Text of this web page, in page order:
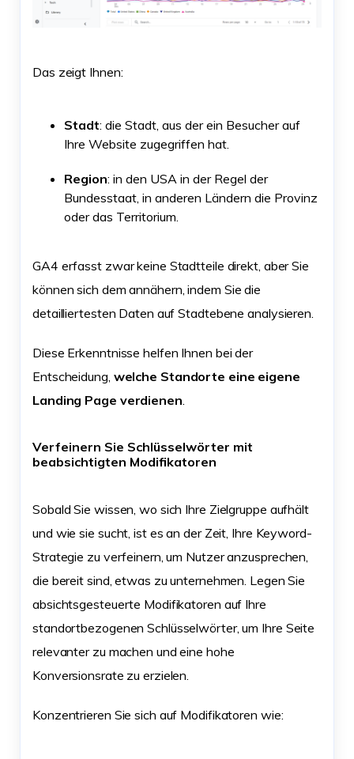
Das zeigt Ihnen:
Stadt: die Stadt, aus der ein Besucher auf
Ihre Website zugegriffen hat.
Region: in den USA in der Regel der
Bundesstaat, in anderen Ländern die Provinz
oder das Territorium.
GA4 erfasst zwar keine Stadtteile direkt, aber Sie
können sich dem annähern, indem Sie die
detailliertesten Daten auf Stadtebene analysieren.
Diese Erkenntnisse helfen Ihnen bei der
Entscheidung, welche Standorte eine eigene
Landing Page verdienen.
Verfeinern Sie Schlüsselwörter mit
beabsichtigten Modifikatoren
Sobald Sie wissen, wo sich Ihre Zielgruppe aufhält
und wie sie sucht, ist es an der Zeit, Ihre Keyword-
Strategie zu verfeinern, um Nutzer anzusprechen,
die bereit sind, etwas zu unternehmen. Legen Sie
absichtsgesteuerte Modifikatoren auf Ihre
standortbezogenen Schlüsselwörter, um Ihre Seite
relevanter zu machen und eine hohe
Konversionsrate zu erzielen.
Konzentrieren Sie sich auf Modifikatoren wie: